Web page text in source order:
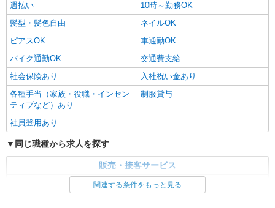
週払い
10時～勤務OK
髪型・髪色自由
ネイルOK
ピアスOK
車通勤OK
バイク通勤OK
交通費支給
社会保険あり
入社祝い金あり
各種手当（家族・役職・インセン
ティブなど）あり
制服貸与
社員登用あり
同じ職種から求人を探す
販売・接客サービス
関連する条件をもっと見る